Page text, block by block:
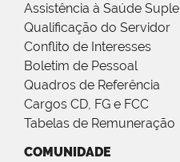
Assistência à Saúde
Qualificação do Servidor
Conflito de Interesses
Boletim de Pessoal
Quadros de Referência
Cargos CD, FG e FCC
Tabelas de Remuneração
COMUNIDADE